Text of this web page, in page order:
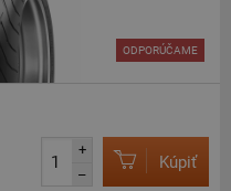
ODPORÚČAME
+
–
Kúpiť